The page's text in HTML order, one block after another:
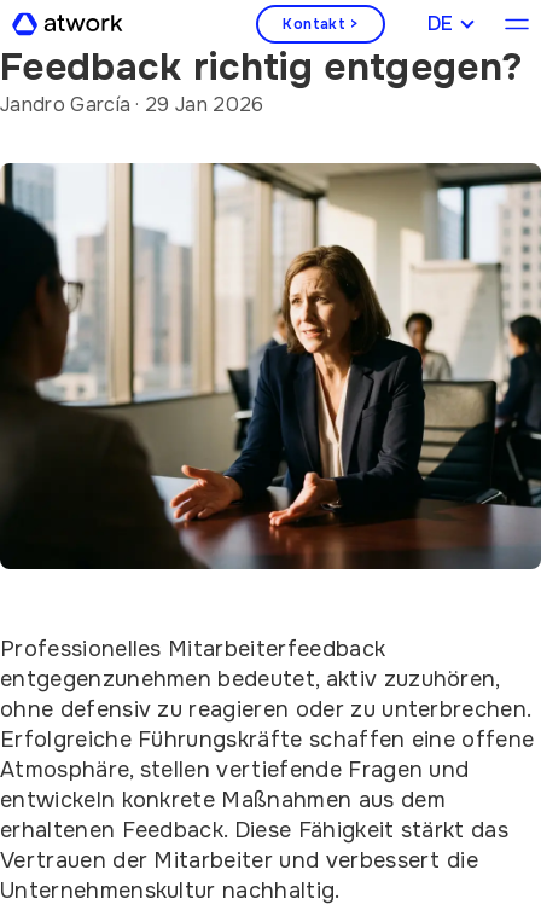
DEUTSCH
Kontakt >
Wie nehmen Sie Mitarbeiter
Feedback richtig entgegen?
Jandro García · 29 Jan 2026
Professionelles Mitarbeiterfeedback
entgegenzunehmen bedeutet, aktiv zuzuhören,
ohne defensiv zu reagieren oder zu unterbrechen.
Erfolgreiche Führungskräfte schaffen eine offene
Atmosphäre, stellen vertiefende Fragen und
entwickeln konkrete Maßnahmen aus dem
erhaltenen Feedback. Diese Fähigkeit stärkt das
Vertrauen der Mitarbeiter und verbessert die
Unternehmenskultur nachhaltig.